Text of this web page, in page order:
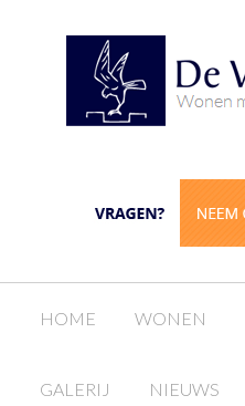
HOME WONEN
GALERIJ NIEUWS